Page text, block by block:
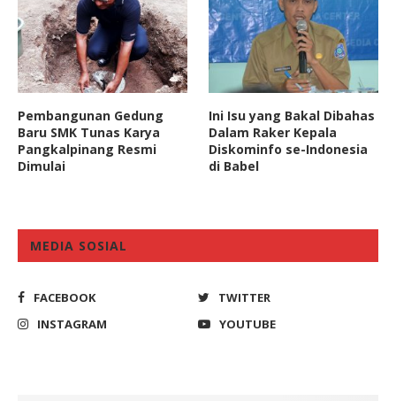
Pembangunan Gedung
Baru SMK Tunas Karya
Pangkalpinang Resmi
Dimulai
Ini Isu yang Bakal Dibahas
Dalam Raker Kepala
Diskominfo se-Indonesia
di Babel
MEDIA SOSIAL
FACEBOOK
TWITTER
INSTAGRAM
YOUTUBE